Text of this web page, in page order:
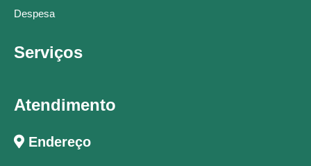
Despesa
Serviços
Atendimento
Endereço